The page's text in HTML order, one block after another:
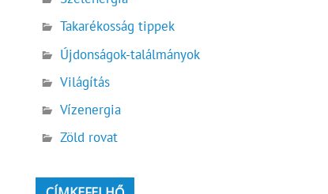
Takarékosság tippek
Újdonságok-találmányok
Világítás
Vízenergia
Zöld rovat